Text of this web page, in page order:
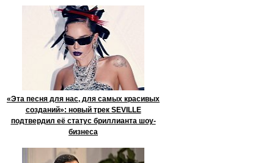
«Эта песня для нас, для самых красивых
созданий»: новый трек SEVILLE
подтвердил её статус бриллианта шоу-
бизнеса